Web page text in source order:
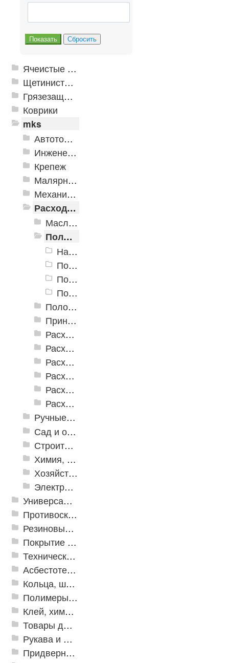
Ячеистые грязезащитные покрытия
Щетинистые покрытия
Грязезащитные, влаговпитывающие покрытия
Коврики
mks
Автотовары
Инженерная сантехника и инструменты
Крепеж
Малярно-штукатурные инструменты
Механизированные инструменты
Расходные инструменты
Масла и смазки
Полотна для лобзиков и сабельных пил
Насадки для многофункционального инструмента (реноватора)
Полотна для сабельных электропил
Полотна для станков
Полотна для электролобзиков
Полотна для реноватора
Принадлежности для сварочных работ
Расходные абразивные инструменты
Расходные инструменты для шуруповертов и гайковертов
Расходные инструменты по бетону
Расходные инструменты по дереву
Расходные инструменты по кафелю и стеклу
Расходные инструменты по металлу
Ручные инструменты
Сад и огород
Строительная Химия и принадлежности
Химия, крепеж, СИЗ
Хозяйственные принадлежности
Электрика и свет
Универсальные модульные покрытия
Противоскользящая защита для лестниц, профили, ленты
Резиновые и ПВХ дорожки
Покрытие из резиновой крошки
Техническая резина
Асбестотехнические и теплоизоляционные материалы
Кольца, шайбы, манжеты
Полимеры и пластики
Клей, химия, сопутствующие товары
Товары для дома
Рукава и шланги промышленные
Придверные решетки